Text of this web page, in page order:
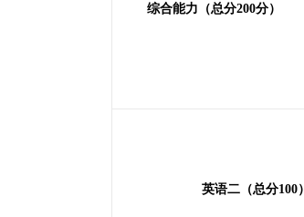
综合能力（总分200分）
英语二（总分100）